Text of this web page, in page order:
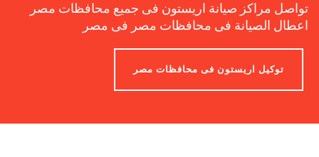
تواصل مراكز صيانة اريستون فى جميع محافظات مصر
اعطال الصيانة فى محافظات مصر فى مصر
توكيل اريستون فى محافظات مصر